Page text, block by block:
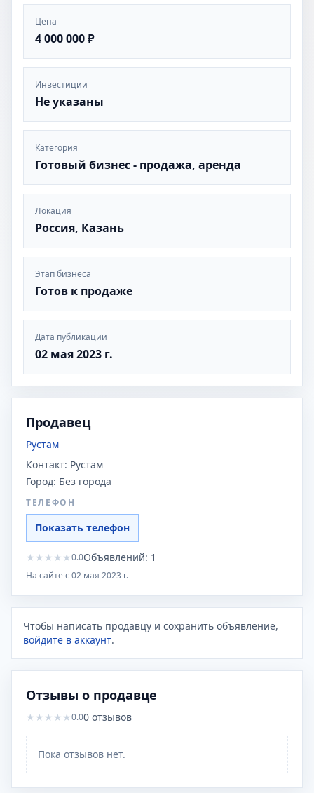
Цена
4 000 000 ₽
Инвестиции
Не указаны
Категория
Готовый бизнес - продажа, аренда
Локация
Россия, Казань
Этап бизнеса
Готов к продаже
Дата публикации
02 мая 2023 г.
Продавец
Рустам
Контакт: Рустам
Город: Без города
ТЕЛЕФОН
Показать телефон
★ ★ ★ ★ ★0.0Объявлений: 1
На сайте с02 мая 2023 г.
Чтобы написать продавцу и сохранить объявление,
войдите в аккаунт.
Отзывы о продавце
★ ★ ★ ★ ★0.00 отзывов
Пока отзывов нет.